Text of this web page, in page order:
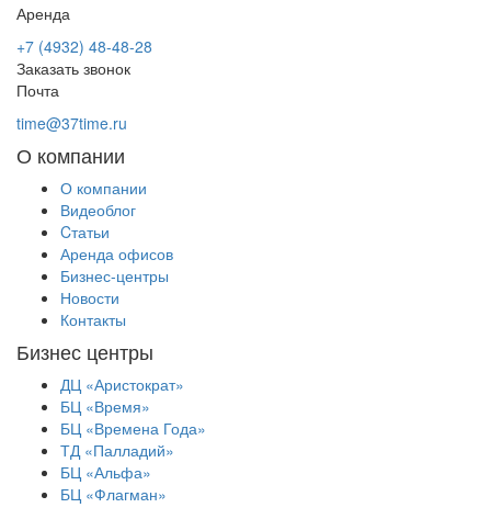
Аренда
+7 (4932) 48-48-28
Заказать звонок
Почта
time@37time.ru
О компании
О компании
Видеоблог
Cтатьи
Аренда офисов
Бизнес-центры
Новости
Контакты
Бизнес центры
ДЦ «Аристократ»
БЦ «Время»
БЦ «Времена Года»
ТД «Палладий»
БЦ «Альфа»
БЦ «Флагман»